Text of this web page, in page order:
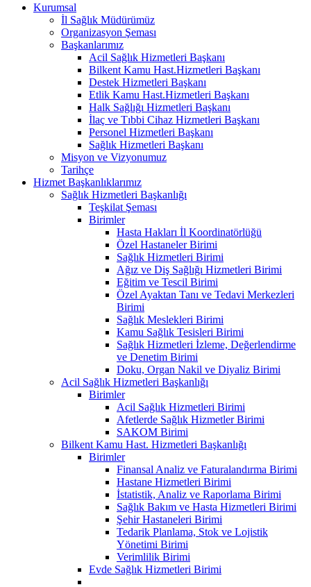
Kurumsal
İl Sağlık Müdürümüz
Organizasyon Şeması
Başkanlarımız
Acil Sağlık Hizmetleri Başkanı
Bilkent Kamu Hast.Hizmetleri Başkanı
Destek Hizmetleri Başkanı
Etlik Kamu Hast.Hizmetleri Başkanı
Halk Sağlığı Hizmetleri Başkanı
İlaç ve Tıbbi Cihaz Hizmetleri Başkanı
Personel Hizmetleri Başkanı
Sağlık Hizmetleri Başkanı
Misyon ve Vizyonumuz
Tarihçe
Hizmet Başkanlıklarımız
Sağlık Hizmetleri Başkanlığı
Teşkilat Şeması
Birimler
Hasta Hakları İl Koordinatörlüğü
Özel Hastaneler Birimi
Sağlık Hizmetleri Birimi
Ağız ve Diş Sağlığı Hizmetleri Birimi
Eğitim ve Tescil Birimi
Özel Ayaktan Tanı ve Tedavi Merkezleri
Birimi
Sağlık Meslekleri Birimi
Kamu Sağlık Tesisleri Birimi
Sağlık Hizmetleri İzleme, Değerlendirme
ve Denetim Birimi
Doku, Organ Nakil ve Diyaliz Birimi
Acil Sağlık Hizmetleri Başkanlığı
Birimler
Acil Sağlık Hizmetleri Birimi
Afetlerde Sağlık Hizmetler Birimi
SAKOM Birimi
Bilkent Kamu Hast. Hizmetleri Başkanlığı
Birimler
Finansal Analiz ve Faturalandırma Birimi
Hastane Hizmetleri Birimi
İstatistik, Analiz ve Raporlama Birimi
Sağlık Bakım ve Hasta Hizmetleri Birimi
Şehir Hastaneleri Birimi
Tedarik Planlama, Stok ve Lojistik
Yönetimi Birimi
Verimlilik Birimi
Evde Sağlık Hizmetleri Birimi